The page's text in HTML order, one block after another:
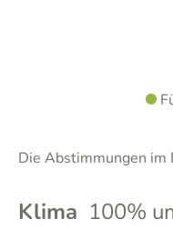
Die Abstimmungen im
Klima 100%